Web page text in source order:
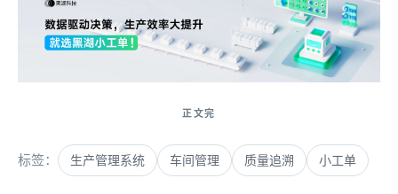
标签： 生产管理系统 车间管理 质量追溯 小工单